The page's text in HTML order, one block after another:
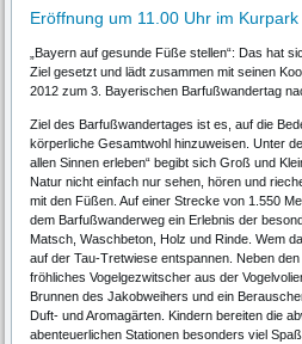
Eröffnung um 11.00 Uhr im
„Bayern auf gesunde Füße stellen“: Das hat
Ziel gesetzt und lädt zusammen mit seinen
2012 zum 3. Bayerischen Barfußwandertag
Ziel des Barfußwandertages ist es, auf die
körperliche Gesamtwohl hinzuweisen. Unter
allen Sinnen erleben“ begibt sich Groß und
Natur nicht einfach nur sehen, hören und
mit den Füßen. Auf einer Strecke von 1.550
dem Barfußwanderweg ein Erlebnis der
Matsch, Waschbeton, Holz und Rinde. Wem
auf der Tau-Tretwiese entspannen. Neben
fröhliches Vogelgezwitscher aus der
Brunnen des Jakobweihers und ein
Duft- und Aromagärten. Kindern bereiten die
abenteuerlichen Stationen besonders viel